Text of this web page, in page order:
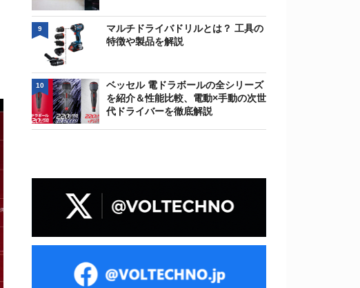
マルチドライバドリルとは？ 工具の
特徴や製品を解説
9
ベッセル 電ドラボールの全シリーズ
を紹介＆性能比較、電動×手動の次世
代ドライバーを徹底解説
10